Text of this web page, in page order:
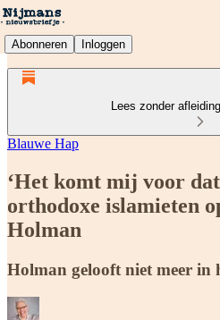
Abonneren Inloggen
Lees zonder
Blauwe Hap
‘Het komt mij voor
orthodoxe islamieten
Holman
Holman gelooft niet meer in